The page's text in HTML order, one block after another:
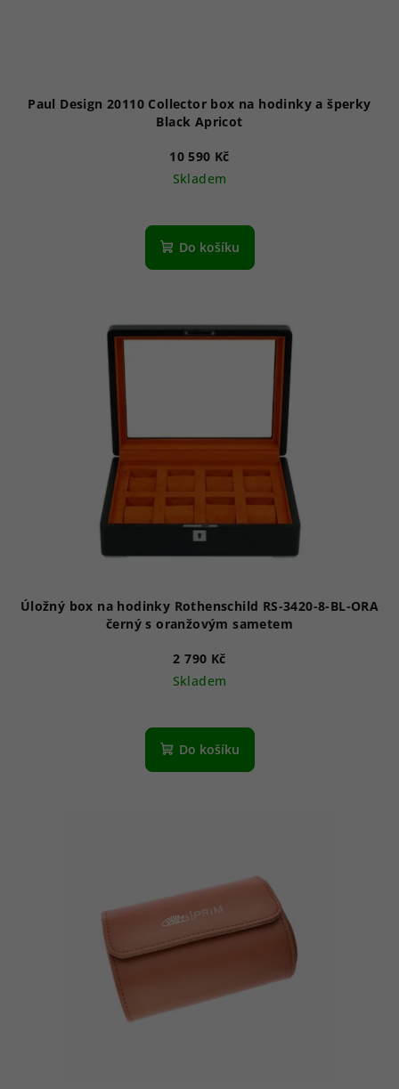
Paul Design 20110 Collector box na hodinky a šperky
Black Apricot
10 590 Kč
Skladem
Do košíku
Úložný box na hodinky Rothenschild RS-3420-8-BL-ORA
černý s oranžovým sametem
2 790 Kč
Skladem
Do košíku